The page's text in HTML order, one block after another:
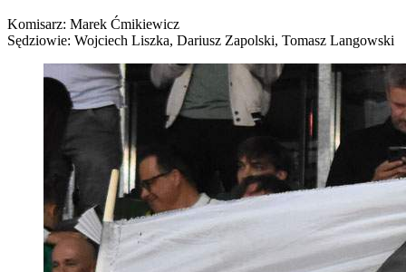
Komisarz: Marek Ćmikiewicz
Sędziowie: Wojciech Liszka, Dariusz Zapolski, Tomasz Langowski